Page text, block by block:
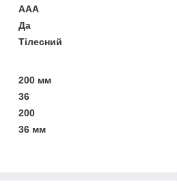
AAA
Да
Тілесний
200 мм
36
200
36 мм